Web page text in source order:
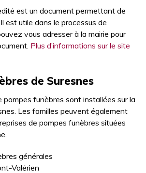
est un document permettant de
est utile dans le processus de
vous adresser à la mairie pour
Plus d’informations sur le site
de Suresnes
pompes funèbres sont installées sur la
Les familles peuvent également
de pompes funèbres situées
générales
Valérien